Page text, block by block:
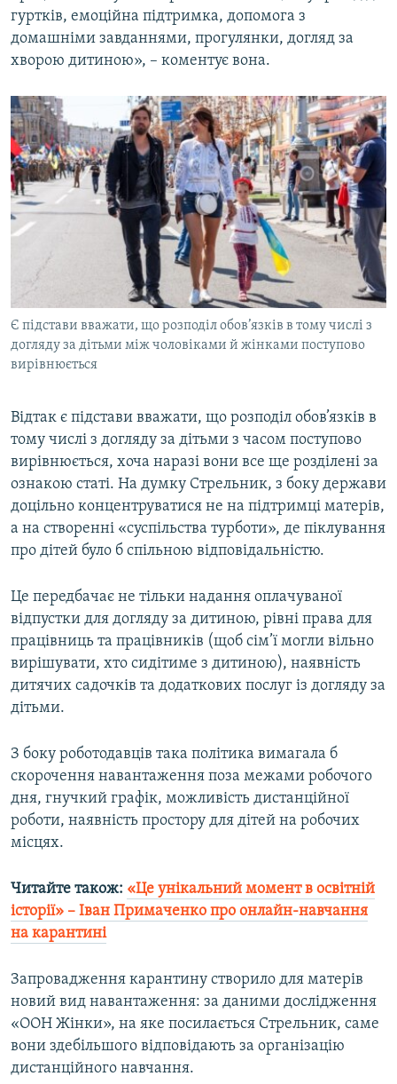
гуртків, емоційна підтримка, допомога з
домашніми завданнями, прогулянки, догляд за
хворою дитиною», – коментує вона.​
Є підстави вважати, що розподіл обов’язків в тому числі з
догляду за дітьми між чоловіками й жінками поступово
вирівнюється
Відтак є підстави вважати, що розподіл обов’язків в
тому числі з догляду за дітьми з часом поступово
вирівнюється, хоча наразі вони все ще розділені за
ознакою статі. На думку Стрельник, з боку держави
доцільно концентруватися не на підтримці матерів,
а на створенні «суспільства турботи», де піклування
про дітей було б спільною відповідальністю.
Це передбачає не тільки надання оплачуваної
відпустки для догляду за дитиною, рівні права для
працівниць та працівників (щоб сім’ї могли вільно
вирішувати, хто сидітиме з дитиною), наявність
дитячих садочків та додаткових послуг із догляду за
дітьми.
З боку роботодавців така політика вимагала б
скорочення навантаження поза межами робочого
дня, гнучкий графік, можливість дистанційної
роботи, наявність простору для дітей на робочих
місцях.
Читайте також: «Це унікальний момент в освітній
історії» – Іван Примаченко про онлайн-навчання
на карантині​
Запровадження карантину створило для матерів
новий вид навантаження: за даними дослідження
«ООН Жінки», на яке посилається Стрельник, саме
вони здебільшого відповідають за організацію
дистанційного навчання.